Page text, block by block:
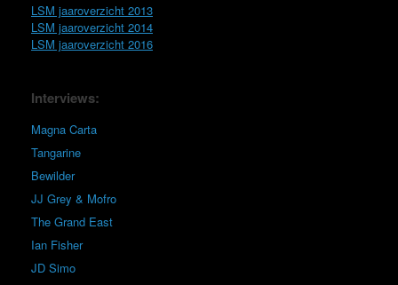
LSM jaaroverzicht 2013
LSM jaaroverzicht 2014
LSM jaaroverzicht 2016
Interviews:
Magna Carta
Tangarine
Bewilder
JJ Grey & Mofro
The Grand East
Ian Fisher
JD Simo